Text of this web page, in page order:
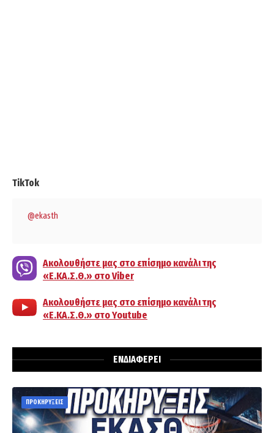
TikTok
@ekasth
Ακολουθήστε μας στο επίσημο κανάλι της
«Ε.ΚΑ.Σ.Θ.» στο Viber
Ακολουθήστε μας στο επίσημο κανάλι της
«Ε.ΚΑ.Σ.Θ.» στο Youtube
ΕΝΔΙΑΦΕΡΕΙ
ΠΡΟΚΗΡΥΞΕΙΣ